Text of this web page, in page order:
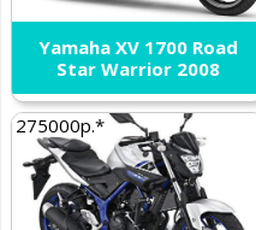
Yamaha XV 1700 Road
Star Warrior 2008
275000р.*